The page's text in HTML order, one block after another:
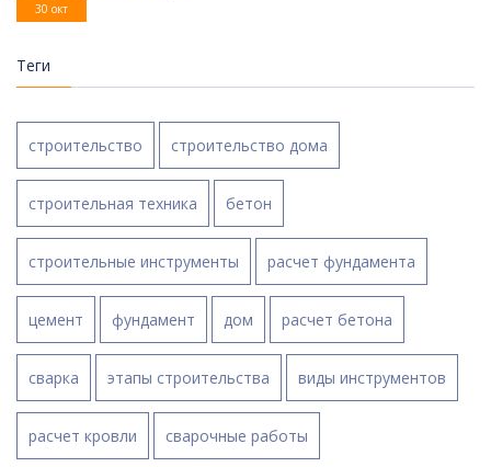
30 окт
Теги
строительство строительство дома
строительная техника бетон
строительные инструменты расчет фундамента
цемент фундамент дом расчет бетона
сварка этапы строительства виды инструментов
расчет кровли сварочные работы